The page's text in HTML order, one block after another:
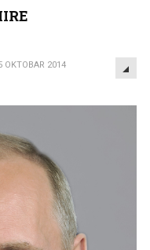
EMPTY
OKTOBAR 2014